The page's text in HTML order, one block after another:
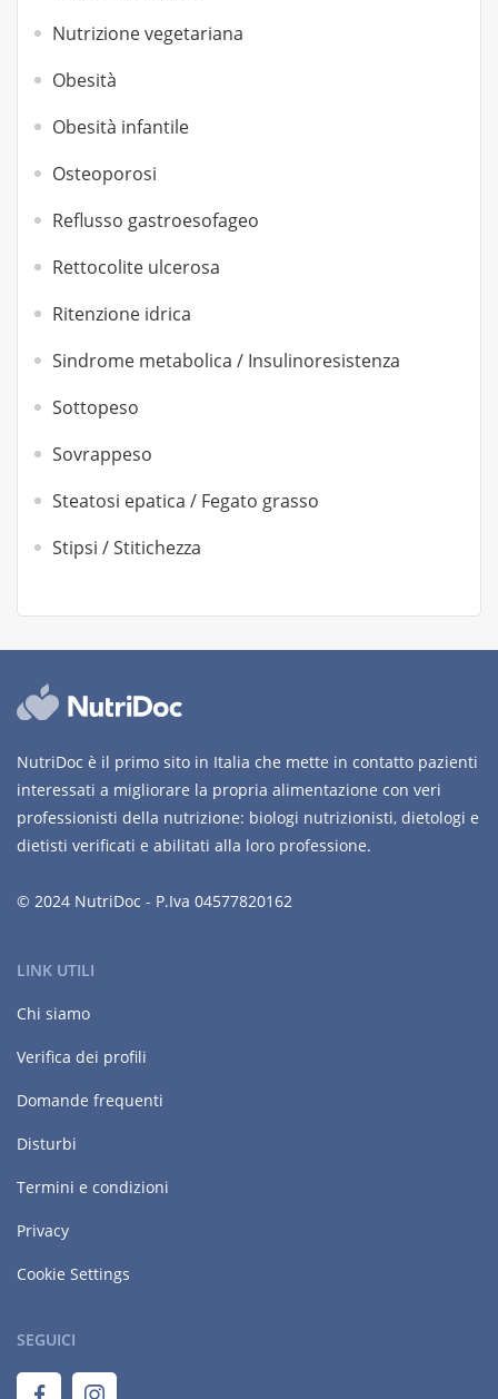
Nutrizione vegetariana
Obesità
Obesità infantile
Osteoporosi
Reflusso gastroesofageo
Rettocolite ulcerosa
Ritenzione idrica
Sindrome metabolica / Insulinoresistenza
Sottopeso
Sovrappeso
Steatosi epatica / Fegato grasso
Stipsi / Stitichezza
NutriDoc è il primo sito in Italia che mette in contatto pazienti
interessati a migliorare la propria alimentazione con veri
professionisti della nutrizione: biologi nutrizionisti, dietologi e
dietisti verificati e abilitati alla loro professione.
© 2024 NutriDoc - P.Iva 04577820162
LINK UTILI
Chi siamo
Verifica dei profili
Domande frequenti
Disturbi
Termini e condizioni
Privacy
Cookie Settings
SEGUICI